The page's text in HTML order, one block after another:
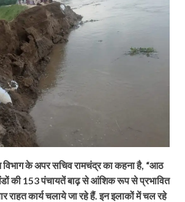
के अपर सचिव रामचंद्र का कहना है, “आठ
की 153 पंचायतें बाढ़ से आंशिक रूप से प्रभावित
राहत कार्य चलाये जा रहे हैं. इन इलाकों में चल रहे